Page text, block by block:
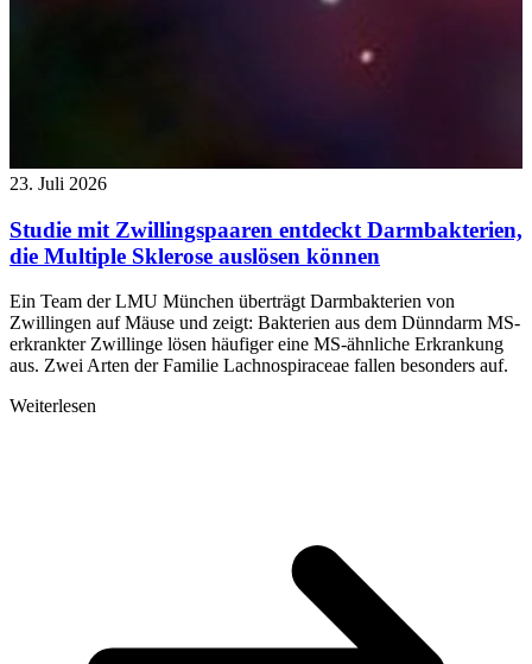
23. Juli 2026
Studie mit Zwillingspaaren entdeckt Darmbakterien,
die Multiple Sklerose auslösen können
Ein Team der LMU München überträgt Darmbakterien von
Zwillingen auf Mäuse und zeigt: Bakterien aus dem Dünndarm MS-
erkrankter Zwillinge lösen häufiger eine MS-ähnliche Erkrankung
aus. Zwei Arten der Familie Lachnospiraceae fallen besonders auf.
Weiterlesen